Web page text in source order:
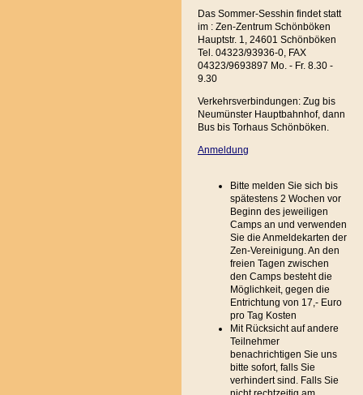
Das Sommer-Sesshin findet statt
im : Zen-Zentrum Schönböken
Hauptstr. 1, 24601 Schönböken
Tel. 04323/93936-0, FAX
04323/9693897 Mo. - Fr. 8.30 -
9.30
Verkehrsverbindungen: Zug bis
Neumünster Hauptbahnhof, dann
Bus bis Torhaus Schönböken.
Anmeldung
Bitte melden Sie sich bis
spätestens 2 Wochen vor
Beginn des jeweiligen
Camps an und verwenden
Sie die Anmeldekarten der
Zen-Vereinigung. An den
freien Tagen zwischen
den Camps besteht die
Möglichkeit, gegen die
Entrichtung von 17,- Euro
pro Tag Kosten
Mit Rücksicht auf andere
Teilnehmer
benachrichtigen Sie uns
bitte sofort, falls Sie
verhindert sind. Falls Sie